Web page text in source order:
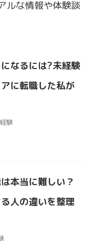
ルな情報や体験談
なるには?未経験
に転職した私が
験
本当に難しい？
人の違いを整理